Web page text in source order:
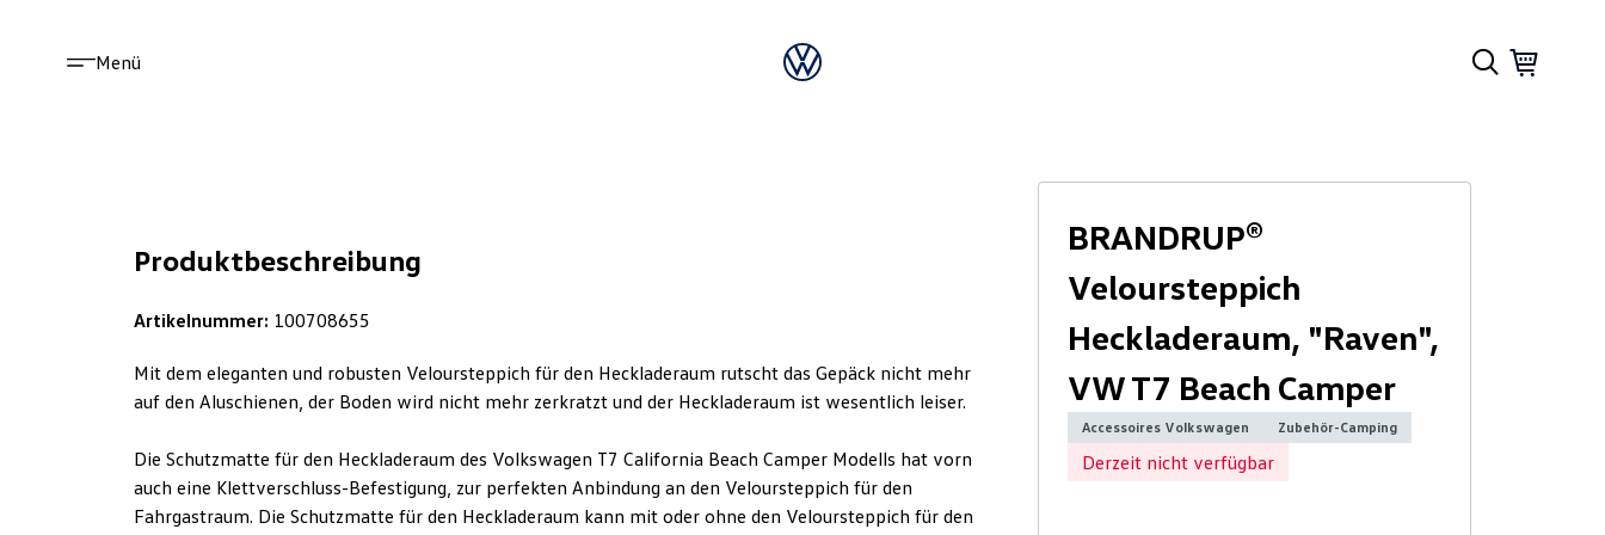
Menü
Produktbeschreibung
Artikelnummer: 100708655
Mit dem eleganten und robusten Veloursteppich für den Heckladeraum rutscht das Gepäck nicht mehr
auf den Aluschienen, der Boden wird nicht mehr zerkratzt und der Heckladeraum ist wesentlich leiser.
Die Schutzmatte für den Heckladeraum des Volkswagen T7 California Beach Camper Modells hat vorn
auch eine Klettverschluss-Befestigung, zur perfekten Anbindung an den Veloursteppich für den
Fahrgastraum. Die Schutzmatte für den Heckladeraum kann mit oder ohne den Veloursteppich für den
BRANDRUP®
Veloursteppich
Heckladeraum, "Raven",
VW T7 Beach Camper
Accessoires Volkswagen Zubehör-Camping
Derzeit nicht verfügbar